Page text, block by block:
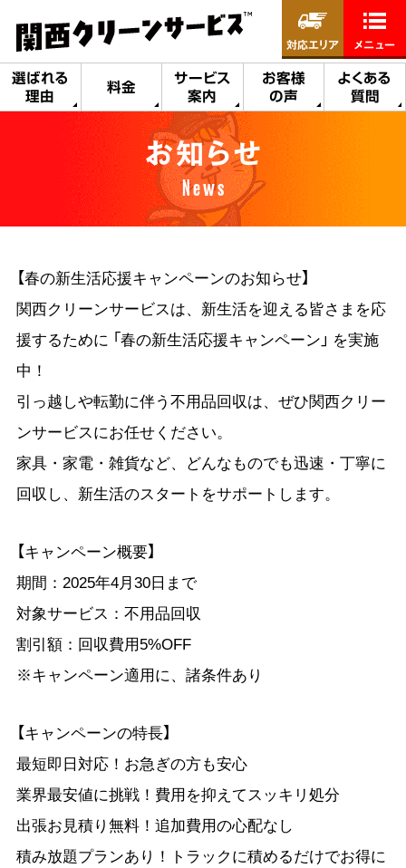
選ばれる
理由
料金
サービス
案内
お客様
の声
よくある
質問
対応エリア メニュー
お知らせ
News
【春の新生活応援キャンペーンのお知らせ】
関西クリーンサービスは、新生活を迎える皆さまを応
援するために 「春の新生活応援キャンペーン」 を実施
中！
引っ越しや転勤に伴う不用品回収は、ぜひ関西クリー
ンサービスにお任せください。
家具・家電・雑貨など、どんなものでも迅速・丁寧に
回収し、新生活のスタートをサポートします。
【キャンペーン概要】
期間：2025年4月30日まで
対象サービス：不用品回収
割引額：回収費用5%OFF
※キャンペーン適用に、諸条件あり
【キャンペーンの特長】
最短即日対応！お急ぎの方も安心
業界最安値に挑戦！費用を抑えてスッキリ処分
出張お見積り無料！追加費用の心配なし
積み放題プランあり！トラックに積めるだけでお得に